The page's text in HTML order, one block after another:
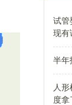
试管
现有
半年
人
度